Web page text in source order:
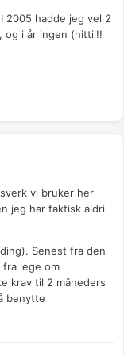
hadde jeg vel 2
og i år ingen (hittil!!
vi bruker her
jeg har faktisk aldri
Senest fra den
lege om
krav til 2 måneders
benytte